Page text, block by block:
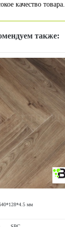
качество товара.
также:
мм